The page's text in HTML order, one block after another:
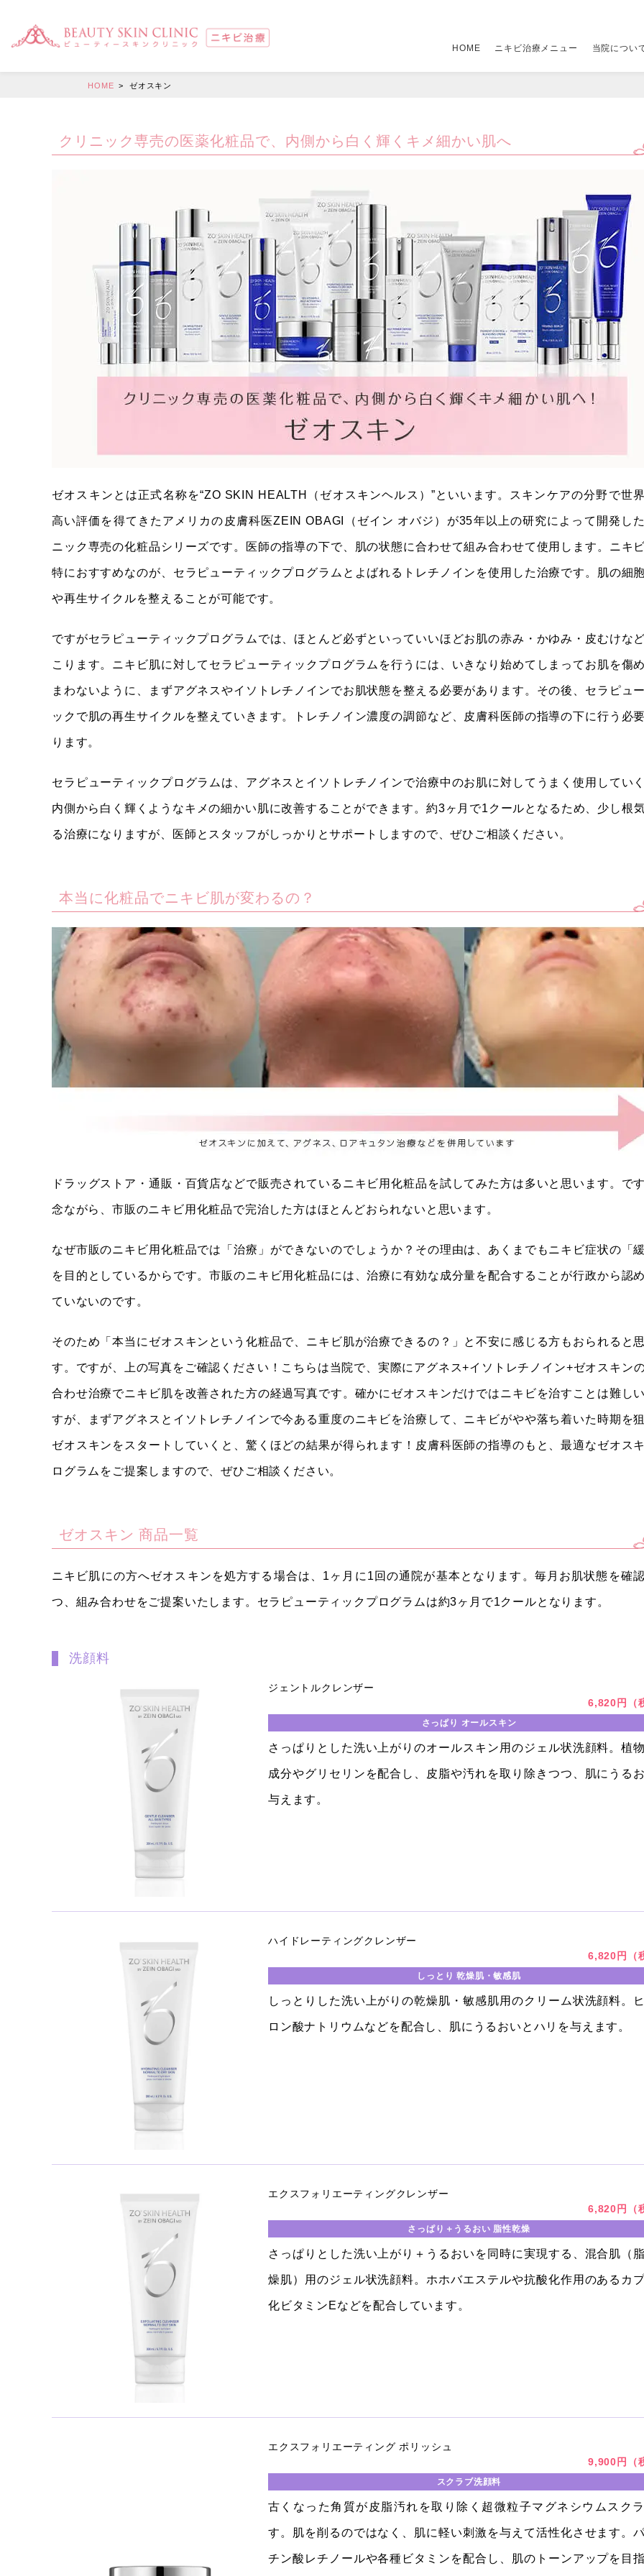
HOME ニキビ治療メニュー
新AGNES【アグネス】 1個 400円〜
スーパーヴェルヴェットスキン
ヴェルヴェットスキン 19,800円
ダーマペン 22,800円
ケミカルピーリング 4,980円
料金一覧
イソトレチノイン
シミ消し処方セット
当院につい
初めてニキビを治療される方へ
当院が選ばれる理由
エステ・市販薬・化粧品との違い
一般皮膚科との違い
クリニック一覧
ビューティースキンクリニック 新宿院
ビューティースキンクリニック 渋谷院
ビューティースキンクリニック 池袋院
ゼオスキン
HOME ゼオスキン
クリニック専売の医薬化粧品で、内側から白く輝くキメ細かい肌へ
ゼオスキンとは正式名称を“ZO SKIN HEALTH（ゼオスキンヘルス）”といいます。スキンケアの分野で世
高い評価を得てきたアメリカの皮膚科医ZEIN OBAGI（ゼイン オバジ）が35年以上の研究によって開発し
ニック専売の化粧品シリーズです。医師の指導の下で、肌の状態に合わせて組み合わせて使用します。ニキ
特におすすめなのが、セラピューティックプログラムとよばれるトレチノインを使用した治療です。肌の細
や再生サイクルを整えることが可能です。
ですがセラピューティックプログラムでは、ほとんど必ずといっていいほどお肌の赤み・かゆみ・皮むけな
こります。ニキビ肌に対してセラピューティックプログラムを行うには、いきなり始めてしまってお肌を傷
まわないように、まずアグネスやイソトレチノインでお肌状態を整える必要があります。その後、セラピュ
ックで肌の再生サイクルを整えていきます。トレチノイン濃度の調節など、皮膚科医師の指導の下に行う必
ります。
セラピューティックプログラムは、アグネスとイソトレチノインで治療中のお肌に対してうまく使用していく
内側から白く輝くようなキメの細かい肌に改善することができます。約3ヶ月で1クールとなるため、少し根
る治療になりますが、医師とスタッフがしっかりとサポートしますので、ぜひご相談ください。
本当に化粧品でニキビ肌が変わるの？
ドラッグストア・通販・百貨店などで販売されているニキビ用化粧品を試してみた方は多いと思います。で
念ながら、市販のニキビ用化粧品で完治した方はほとんどおられないと思います。
なぜ市販のニキビ用化粧品では「治療」ができないのでしょうか？その理由は、あくまでもニキビ症状の「緩
を目的としているからです。市販のニキビ用化粧品には、治療に有効な成分量を配合することが行政から認
ていないのです。
そのため「本当にゼオスキンという化粧品で、ニキビ肌が治療できるの？」と不安に感じる方もおられると
す。ですが、上の写真をご確認ください！こちらは当院で、実際にアグネス+イソトレチノイン+ゼオスキン
合わせ治療でニキビ肌を改善された方の経過写真です。確かにゼオスキンだけではニキビを治すことは難し
すが、まずアグネスとイソトレチノインで今ある重度のニキビを治療して、ニキビがやや落ち着いた時期を
ゼオスキンをスタートしていくと、驚くほどの結果が得られます！皮膚科医師の指導のもと、最適なゼオス
ログラムをご提案しますので、ぜひご相談ください。
ゼオスキン 商品一覧
ニキビ肌にの方へゼオスキンを処方する場合は、1ヶ月に1回の通院が基本となります。毎月お肌状態を確
つ、組み合わせをご提案いたします。セラピューティックプログラムは約3ヶ月で1クールとなります。
洗顔料
ジェントルクレンザー
6,820円（
さっぱり オールスキン
さっぱりとした洗い上がりのオールスキン用のジェル状洗顔料。植
成分やグリセリンを配合し、皮脂や汚れを取り除きつつ、肌にうる
与えます。
ハイドレーティングクレンザー
6,820円（
しっとり 乾燥肌・敏感肌
しっとりした洗い上がりの乾燥肌・敏感肌用のクリーム状洗顔料。
ロン酸ナトリウムなどを配合し、肌にうるおいとハリを与えます。
エクスフォリエーティングクレンザー
6,820円（
さっぱり＋うるおい 脂性乾燥
さっぱりとした洗い上がり＋うるおいを同時に実現する、混合肌（
燥肌）用のジェル状洗顔料。ホホバエステルや抗酸化作用のあるカ
化ビタミンEなどを配合しています。
エクスフォリエーティング ポリッシュ
9,900円（
スクラブ洗顔料
古くなった角質が皮脂汚れを取り除く超微粒子マグネシウムスク
す。肌を削るのではなく、肌に軽い刺激を与えて活性化させます。パ
チン酸レチノールや各種ビタミンを配合し、肌のトーンアップを目